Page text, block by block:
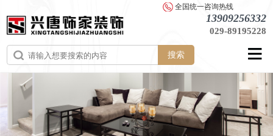
全国统一咨询热线
13909256332
029-89195228
搜索